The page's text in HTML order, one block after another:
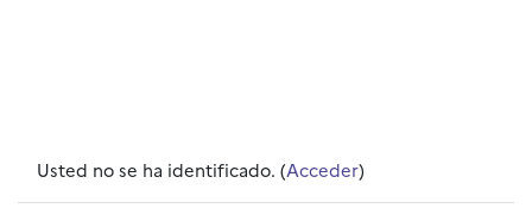
Usted no se ha identificado. (Acceder)